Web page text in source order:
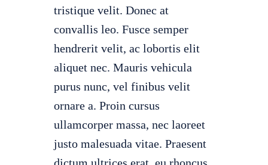
tristique velit. Donec at
convallis leo. Fusce semper
hendrerit velit, ac lobortis elit
aliquet nec. Mauris vehicula
purus nunc, vel finibus velit
ornare a. Proin cursus
ullamcorper massa, nec laoreet
justo malesuada vitae. Praesent